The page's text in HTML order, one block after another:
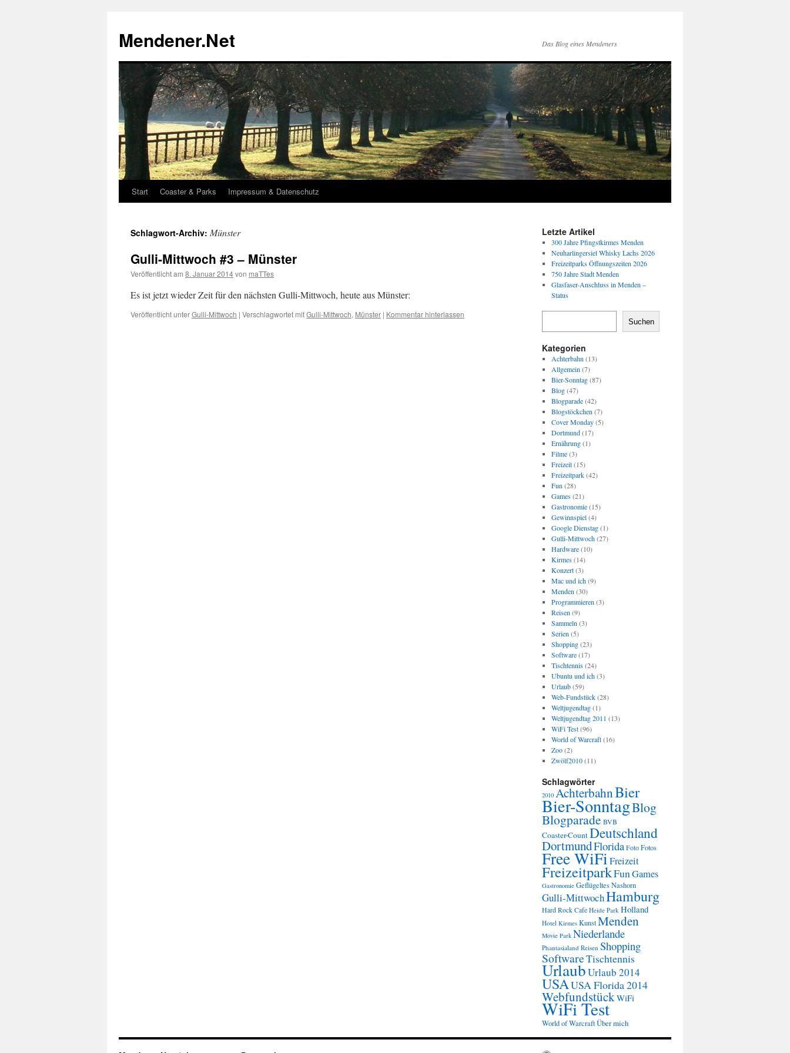
springen
Mendener.Net Das Blog eines Mendeners
Start Coaster & Parks Impressum & Datenschutz
Schlagwort-Archiv: Münster
Gulli-Mittwoch #3 – Münster
Veröffentlicht am 8. Januar 2014von maTTes
Es ist jetzt wieder Zeit für den nächsten Gulli-Mittwoch, heute aus Münster:
Veröffentlicht unterGulli-Mittwoch | Verschlagwortet mitGulli-Mittwoch, Münster | Kommentar hinterlassen
Letzte Artikel
300 Jahre Pfingstkirmes Menden
Neuharlingersiel Whisky Lachs 2026
Freizeitparks Öffnungszeiten 2026
750 Jahre Stadt Menden
Glasfaser-Anschluss in Menden –
Status
Suchen
Kategorien
Achterbahn (13)
Allgemein (7)
Bier-Sonntag(87)
Blog(47)
Blogparade(42)
Blogstöckchen (7)
Cover Monday(5)
Dortmund(17)
Ernährung(1)
Filme(3)
Freizeit(15)
Freizeitpark(42)
Fun (28)
Games(21)
Gastronomie(15)
Gewinnspiel(4)
Google Dienstag(1)
Gulli-Mittwoch(27)
Hardware(10)
Kirmes(14)
Konzert(3)
Mac und ich(9)
Menden (30)
Programmieren (3)
Reisen (9)
Sammeln (3)
Serien (5)
Shopping(23)
Software(17)
Tischtennis(24)
Ubuntu und ich(3)
Urlaub(59)
Web-Fundstück(28)
Weltjugendtag(1)
Weltjugendtag 2011 (13)
WiFi Test(96)
World of Warcraft(16)
Zoo(2)
Zwölf2010(11)
Schlagwörter
2010 AchterbahnBier
Bier-SonntagBlog
Blogparade BVB
Coaster-CountDeutschland
DortmundFlorida Foto Fotos
Free WiFiFreizeit
FreizeitparkFunGames
Gastronomie Geflügeltes Nashorn
Gulli-MittwochHamburg
Hard Rock Cafe Heide Park Holland
Hotel Kirmes KunstMenden
Movie Park Niederlande
Phantasialand Reisen Shopping
SoftwareTischtennis
UrlaubUrlaub 2014
USAUSA Florida 2014
WebfundstückWiFi
WiFi Test
World of WarcraftÜber mich